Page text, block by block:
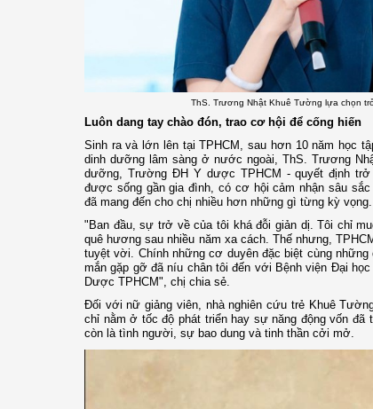
ThS. Trương Nhật Khuê Tường lựa chọn
Luôn dang tay chào đón, trao cơ hội để cống hiến
Sinh ra và lớn lên tại TPHCM, sau hơn 10 năm học
dinh dưỡng lâm sàng ở nước ngoài, ThS. Trương
dưỡng, Trường ĐH Y dược TPHCM - quyết định
được sống gần gia đình, có cơ hội cảm nhận sâu
đã mang đến cho chị nhiều hơn những gì từng kỳ vọng.
"Ban đầu, sự trở về của tôi khá đỗi giản dị. Tôi chỉ
quê hương sau nhiều năm xa cách. Thế nhưng,
tuyệt vời. Chính những cơ duyên đặc biệt cùng
mắn gặp gỡ đã níu chân tôi đến với Bệnh viện Đại
Dược TPHCM", chị chia sẻ.
Đối với nữ giảng viên, nhà nghiên cứu trẻ Khuê
chỉ nằm ở tốc độ phát triển hay sự năng động vốn đã
còn là tình người, sự bao dung và tinh thần cởi mở.